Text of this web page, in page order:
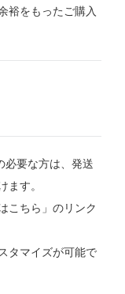
裕をもったご購入
必要な方は、発送
ます。
こちら」のリンク
タマイズが可能で